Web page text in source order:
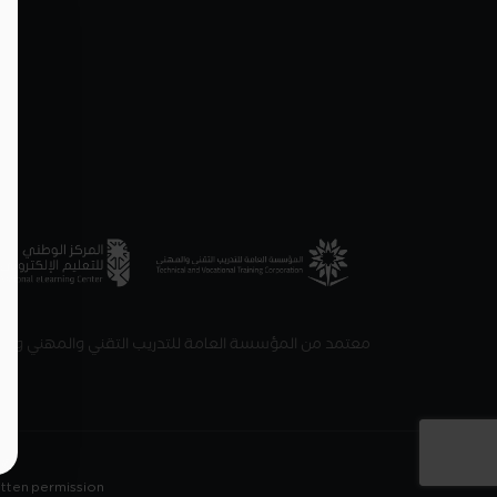
معتمد من المؤسسة العامة للتدريب التقني والمهني
permission.